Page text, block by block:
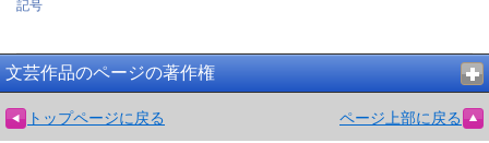
記号
文芸作品のページの著作権
トップページに戻る ページ上部に戻る